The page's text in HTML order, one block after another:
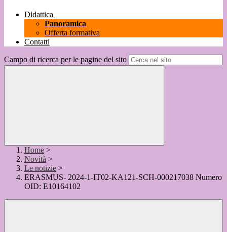
Didattica
Panoramica
Offerta formativa
Contatti
Campo di ricerca per le pagine del sito
Home >
Novità >
Le notizie >
ERASMUS- 2024-1-IT02-KA121-SCH-000217038 Numero
OID: E10164102